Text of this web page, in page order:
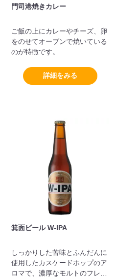
門司港焼きカレー
ご飯の上にカレーやチーズ、卵
をのせてオーブンで焼いている
のが特徴です。
詳細をみる
箕面ビール W-IPA
しっかりした苦味とふんだんに
使用したカスケードホップのア
ロマで、濃厚なモルトのフレー